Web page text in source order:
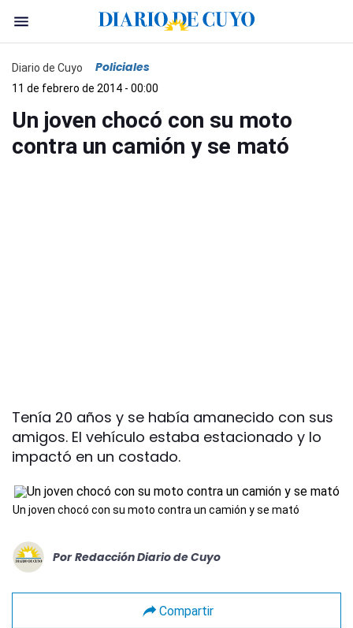
Diario de Cuyo Policiales
11 de febrero de 2014 - 00:00
Un joven chocó con su moto
contra un camión y se mató
Tenía 20 años y se había amanecido con sus
amigos. El vehículo estaba estacionado y lo
impactó en un costado.
Un joven chocó con su moto contra un camión y se mató
Por Redacción Diario de Cuyo
Compartir